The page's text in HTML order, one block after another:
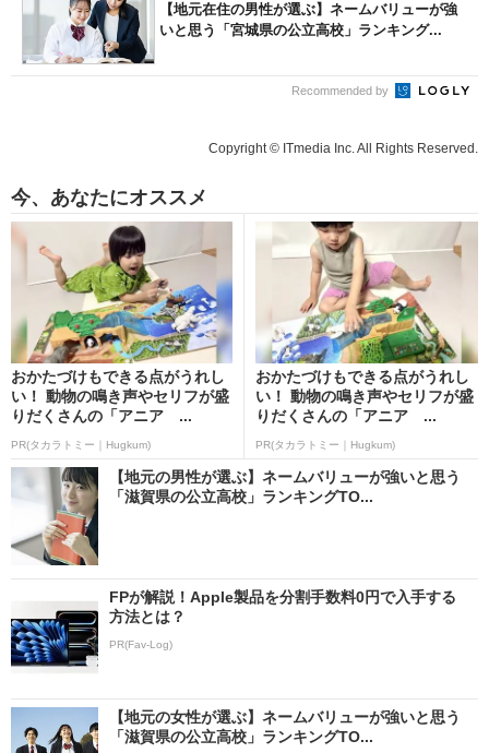
【地元在住の男性が選ぶ】ネームバリューが強
いと思う「宮城県の公立高校」ランキング...
Recommended by
Copyright © ITmedia Inc. All Rights Reserved.
今、あなたにオススメ
おかたづけもできる点がうれし
い！ 動物の鳴き声やセリフが盛
りだくさんの「アニア ...
PR(タカラトミー｜Hugkum)
おかたづけもできる点がうれし
い！ 動物の鳴き声やセリフが盛
りだくさんの「アニア ...
PR(タカラトミー｜Hugkum)
【地元の男性が選ぶ】ネームバリューが強いと思う
「滋賀県の公立高校」ランキングTO...
FPが解説！Apple製品を分割手数料0円で入手する
方法とは？
PR(Fav-Log)
【地元の女性が選ぶ】ネームバリューが強いと思う
「滋賀県の公立高校」ランキングTO...